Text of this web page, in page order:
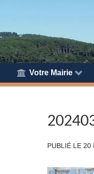
Votre Mairie
PUBLIÉ LE 20